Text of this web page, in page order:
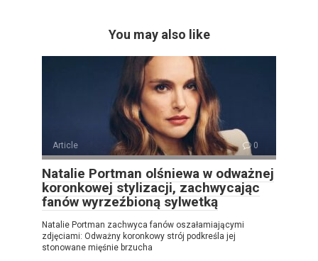
You may also like
Article 0
Natalie Portman olśniewa w odważnej
koronkowej stylizacji, zachwycając
fanów wyrzeźbioną sylwetką
Natalie Portman zachwyca fanów oszałamiającymi
zdjęciami: Odważny koronkowy strój podkreśla jej
stonowane mięśnie brzucha